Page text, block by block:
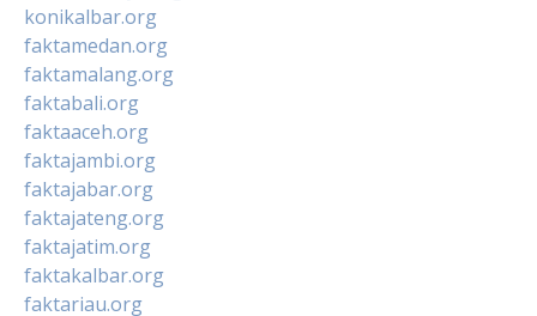
konikalbar.org
faktamedan.org
faktamalang.org
faktabali.org
faktaaceh.org
faktajambi.org
faktajabar.org
faktajateng.org
faktajatim.org
faktakalbar.org
faktariau.org